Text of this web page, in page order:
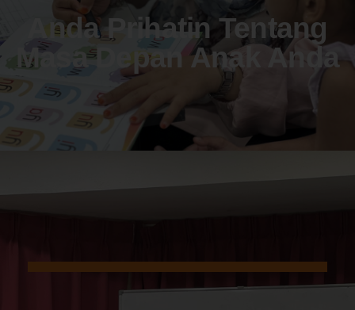
Anda Prihatin Tentang
Masa Depan Anak Anda